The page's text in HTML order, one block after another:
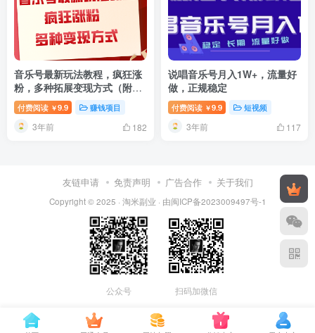
音乐号最新玩法教程，疯狂涨
粉，多种拓展变现方式（附保
姆级教程+素材）
付费阅读 ￥9.9 赚钱项目
3年前 182
说唱音乐号月入1W+，流量好
做，正规稳定
付费阅读 ￥9.9 短视频
3年前 117
友链申请 免责声明 广告合作 关于我们
Copyright © 2025 · 淘米副业 · 由闽ICP备2023009497号-1
公众号 扫码加微信